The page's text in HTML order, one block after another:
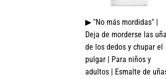
▶ "No más mordidas" |
Deja de morderse las
de los dedos y chupar el
pulgar | Para niños y
adultos | Esmalte de